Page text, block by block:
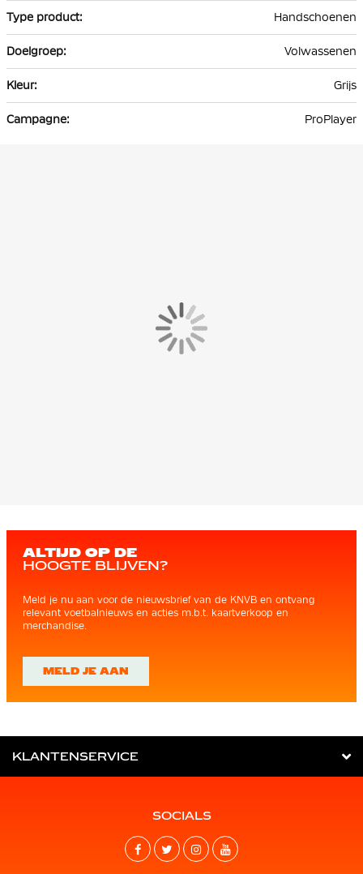
Handschoenen
Volwassenen
Grijs
ProPlayer
ALTIJD OP DE
HOOGTE BLIJVEN?
Meld je nu aan voor de nieuwsbrief van de KNVB en ontvang
relevant voetbalnieuws en acties m.b.t. kaartverkoop en
merchandise.
MELD JE AAN
KLANTENSERVICE
SOCIALS